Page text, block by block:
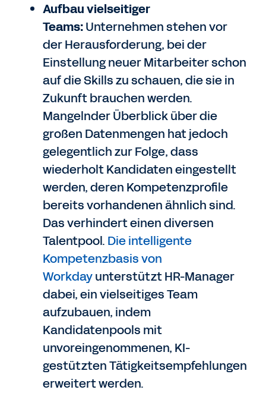
Aufbau vielseitiger
Teams:Unternehmen stehen vor
der Herausforderung, bei der
Einstellung neuer Mitarbeiter schon
auf die Skills zu schauen, die sie in
Zukunft brauchen werden.
Mangelnder Überblick über die
großen Datenmengen hat jedoch
gelegentlich zur Folge, dass
wiederholt Kandidaten eingestellt
werden, deren Kompetenzprofile
bereits vorhandenen ähnlich sind.
Das verhindert einen diversen
Talentpool. Die intelligente
Kompetenzbasis von
Workdayunterstützt HR-Manager
dabei, ein vielseitiges Team
aufzubauen, indem
Kandidatenpools mit
unvoreingenommenen, KI-
gestützten Tätigkeitsempfehlungen
erweitert werden.